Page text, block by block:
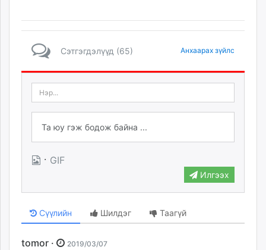
Сэтгэгдэлүүд (65) Анхаарах зүйлс
· GIF
Илгээх
Сүүлийн Шилдэг Таагүй
tomor · 2019/03/07